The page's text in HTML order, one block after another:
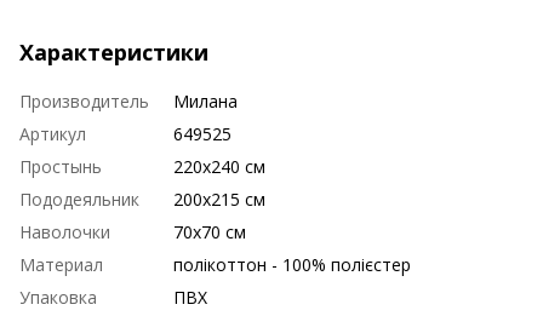
Характеристики
Производитель
Милана
Артикул
649525
Простынь
220х240 см
Пододеяльник
200х215 см
Наволочки
70х70 см
Материал
полікоттон - 100% полієстер
Упаковка
ПВХ